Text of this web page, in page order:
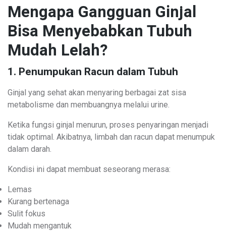
Mengapa Gangguan Ginjal
Bisa Menyebabkan Tubuh
Mudah Lelah?
1. Penumpukan Racun dalam Tubuh
Ginjal yang sehat akan menyaring berbagai zat sisa
metabolisme dan membuangnya melalui urine.
Ketika fungsi ginjal menurun, proses penyaringan menjadi
tidak optimal. Akibatnya, limbah dan racun dapat menumpuk
dalam darah.
Kondisi ini dapat membuat seseorang merasa:
Lemas
Kurang bertenaga
Sulit fokus
Mudah mengantuk